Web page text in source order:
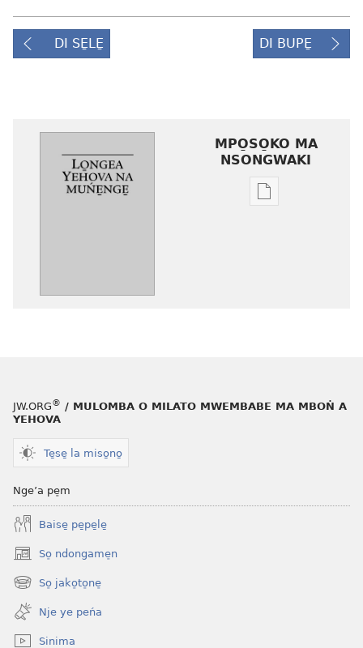
DI SE̱LE̱ DI BUPE̱
MPO̱SO̱KO MA
NSONGWAKI
Mpo̱so̱ko
Yehova
JW.ORG® / MULOMBA O MILATO MWEMBABE MA MBOṄ A
YEHOVA
Te̱se̱ la miso̱no̱
Nge’a pe̠m
Baise̱ pe̱pe̱le̱
So̠ ndongame̠n
(opens
new
window)
So̠ jako̠to̠ne̠
(opens
new
window)
Nje ye peńa
Sinima